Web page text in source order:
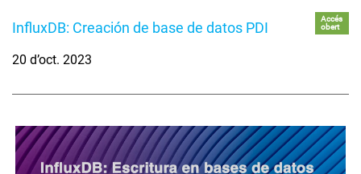
InfluxDB: Creación de base de datos PDI
Accés
obert
20 d’oct. 2023